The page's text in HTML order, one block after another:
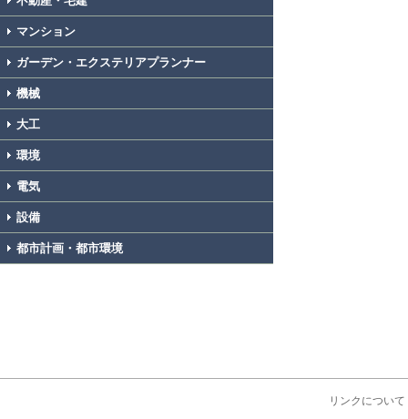
マンション
ガーデン・エクステリアプランナー
機械
大工
環境
電気
設備
都市計画・都市環境
リンクについて